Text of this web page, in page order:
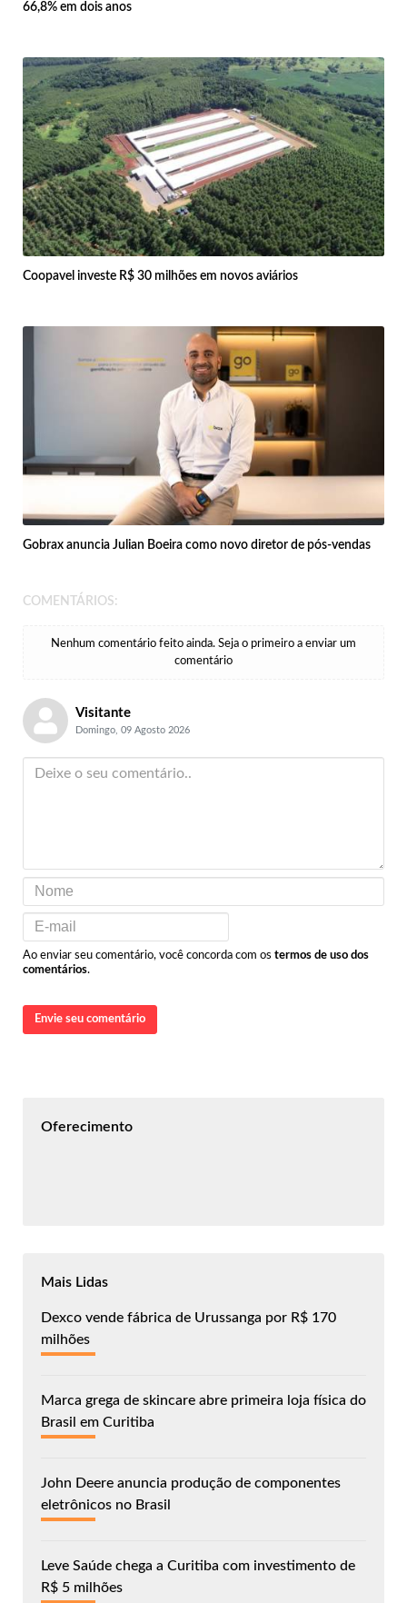
66,8% em dois anos
Coopavel investe R$ 30 milhões em novos aviários
Gobrax anuncia Julian Boeira como novo diretor de pós-vendas
COMENTÁRIOS:
Nenhum comentário feito ainda. Seja o primeiro a enviar um
comentário
Visitante
Domingo, 09 Agosto 2026
Ao enviar seu comentário, você concorda com os termos de uso dos
comentários.
Envie seu comentário
Oferecimento
Mais Lidas
Dexco vende fábrica de Urussanga por R$ 170
milhões
Marca grega de skincare abre primeira loja física do
Brasil em Curitiba
John Deere anuncia produção de componentes
eletrônicos no Brasil
Leve Saúde chega a Curitiba com investimento de
R$ 5 milhões